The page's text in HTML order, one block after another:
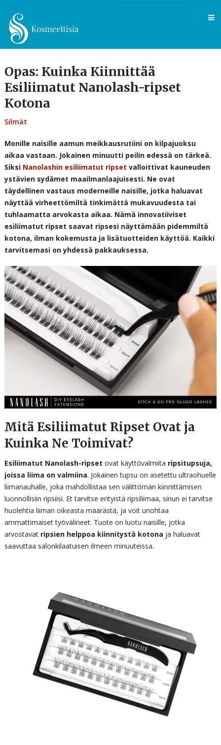
Opas: Kuinka Kiinnittää
Esiliimatut Nanolash-ripset
Kotona
Silmät
Monille naisille aamun meikkausrutiini on kilpajuoksu
aikaa vastaan. Jokainen minuutti peilin edessä on tärkeä.
Siksi Nanolashin esiliimatut ripset valloittivat kauneuden
ystävien sydämet maailmanlaajuisesti. Ne ovat
täydellinen vastaus moderneille naisille, jotka haluavat
näyttää virheettömiltä tinkimättä mukavuudesta tai
tuhlaamatta arvokasta aikaa. Nämä innovatiiviset
esiliimatut ripset saavat ripsesi näyttämään pidemmiltä
kotona, ilman kokemusta ja lisätuotteiden käyttöä. Kaikki
tarvitsemasi on yhdessä pakkauksessa.
Mitä Esiliimatut Ripset Ovat ja
Kuinka Ne Toimivat?
Esiliimatut Nanolash-ripset ovat käyttövalmiita ripsitupsuja,
joissa liima on valmiina. Jokainen tupsu on asetettu ultraohuelle
liimanauhalle, joka mahdollistaa sen välittömän kiinnittämisen
luonnollisiin ripsiisi. Et tarvitse erityistä ripsiliimaa, sinun ei tarvitse
huolehtia liiman oikeasta määrästä, ja voit unohtaa
ammattimaiset työvälineet. Tuote on luotu naisille, jotka
arvostavat ripsien helppoa kiinnitystä kotona ja haluavat
saavuttaa salonkilaatuisen ilmeen minuuteissa.